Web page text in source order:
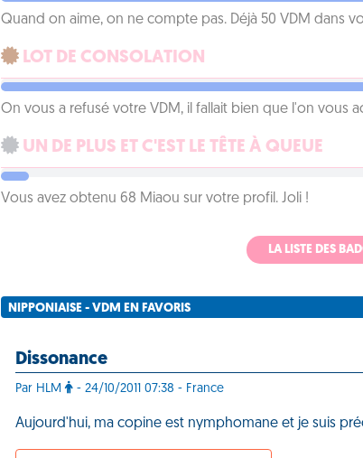
Quand on aime, on ne compte pas. Déjà 50 VDM dans
LOT DE CONSOLATION
On vous a refusé votre VDM, il fallait bien que l'on vous
UN DE PLUS ET C'EST LE TÊTE À QUEUE
Vous avez obtenu 68 Miaou sur votre profil. Joli !
LA LISTE DES
NIPPONIAISE - VDM EN FAVORIS
Dissonance
Par HLM - 24/10/2011 07:38 - France
Aujourd'hui, ma copine est nymphomane et je suis